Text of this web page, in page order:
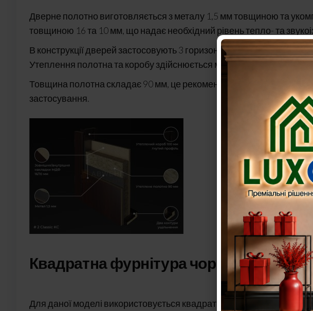
Дверне полотно виготовляється з металу 1,5 мм товщиною та
товщиною 16 та 10 мм, що надає необхідний рівень тепло- та
В конструкції дверей застосовують 3 горизонтальні ребра
Утеплення полотна та коробу здійснюється мінватою.
Товщина полотна складає 90 мм, це рекомендована товщина, як
застосування.
Квадратна фурнітура чорного кольору
Для даної моделі використовується квадратна фурнітура чорного